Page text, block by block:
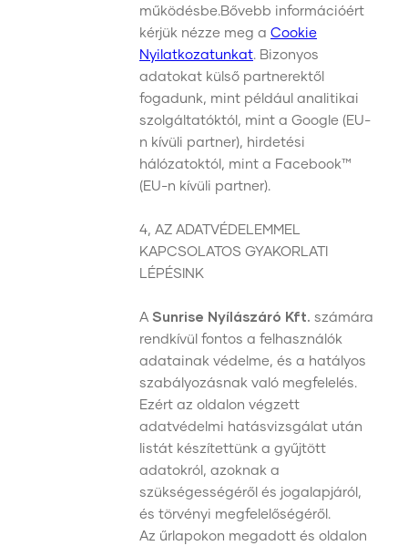
működésbe.Bővebb információért
kérjük nézze meg a Cookie
Nyilatkozatunkat. Bizonyos
adatokat külső partnerektől
fogadunk, mint például analitikai
szolgáltatóktól, mint a Google (EU-
n kívüli partner), hirdetési
hálózatoktól, mint a Facebook™
(EU-n kívüli partner).
4, AZ ADATVÉDELEMMEL
KAPCSOLATOS GYAKORLATI
LÉPÉSINK
A Sunrise Nyílászáró Kft. számára
rendkívül fontos a felhasználók
adatainak védelme, és a hatályos
szabályozásnak való megfelelés.
Ezért az oldalon végzett
adatvédelmi hatásvizsgálat után
listát készítettünk a gyűjtött
adatokról, azoknak a
szükségességéről és jogalapjáról,
és törvényi megfelelőségéről.
Az űrlapokon megadott és oldalon